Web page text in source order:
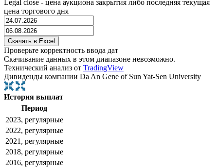
Legal close - цена аукциона закрытия либо последняя текущая
цена торгового дня
Проверьте корректность ввода дат
Скачивание данных в этом диапазоне невозможно.
Технический анализ от TradingView
Дивиденды компании Da An Gene of Sun Yat-Sen University
История выплат
Период
2023, регулярные
2022, регулярные
2021, регулярные
2018, регулярные
2016, регулярные